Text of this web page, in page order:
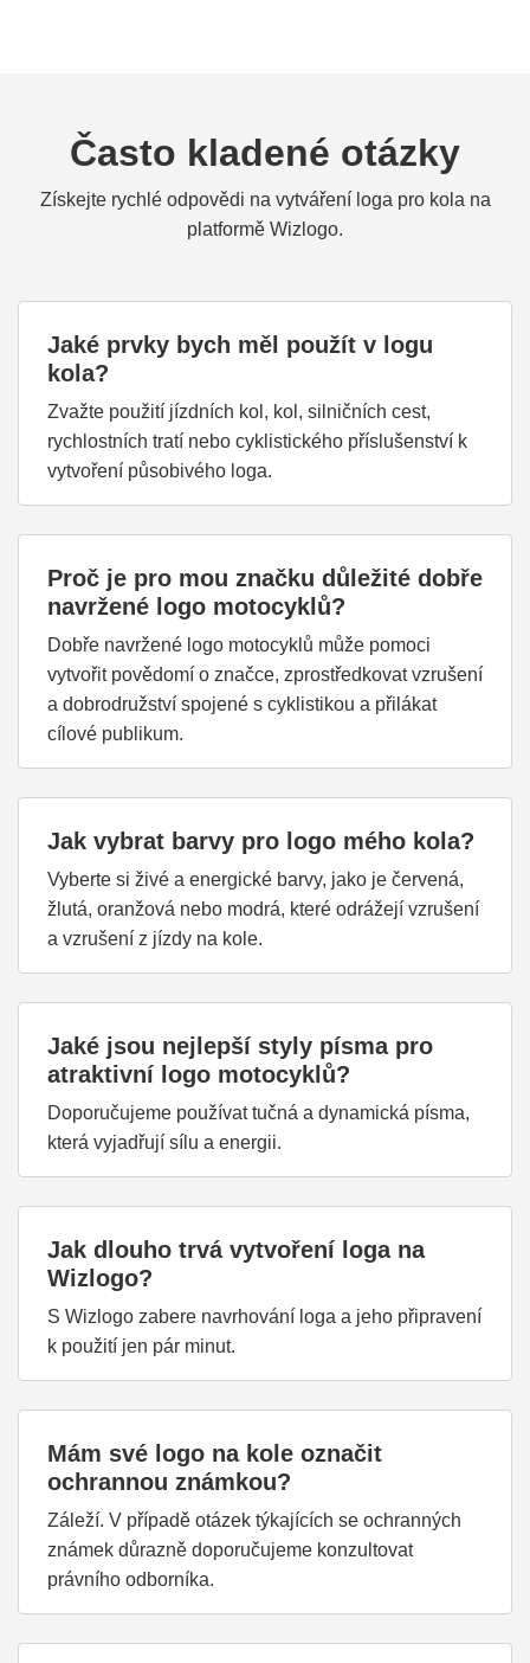
Často kladené otázky
Získejte rychlé odpovědi na vytváření loga pro kola na
platformě Wizlogo.
Jaké prvky bych měl použít v logu
kola?
Zvažte použití jízdních kol, kol, silničních cest,
rychlostních tratí nebo cyklistického příslušenství k
vytvoření působivého loga.
Proč je pro mou značku důležité dobře
navržené logo motocyklů?
Dobře navržené logo motocyklů může pomoci
vytvořit povědomí o značce, zprostředkovat vzrušení
a dobrodružství spojené s cyklistikou a přilákat
cílové publikum.
Jak vybrat barvy pro logo mého kola?
Vyberte si živé a energické barvy, jako je červená,
žlutá, oranžová nebo modrá, které odrážejí vzrušení
a vzrušení z jízdy na kole.
Jaké jsou nejlepší styly písma pro
atraktivní logo motocyklů?
Doporučujeme používat tučná a dynamická písma,
která vyjadřují sílu a energii.
Jak dlouho trvá vytvoření loga na
Wizlogo?
S Wizlogo zabere navrhování loga a jeho připravení
k použití jen pár minut.
Mám své logo na kole označit
ochrannou známkou?
Záleží. V případě otázek týkajících se ochranných
známek důrazně doporučujeme konzultovat
právního odborníka.